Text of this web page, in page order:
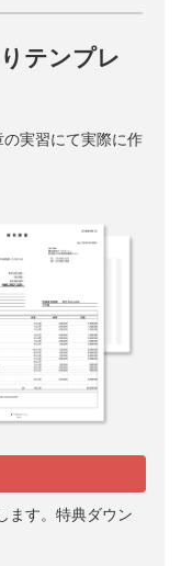
テンプレ
の実習にて実際に作
ます。特典ダウン